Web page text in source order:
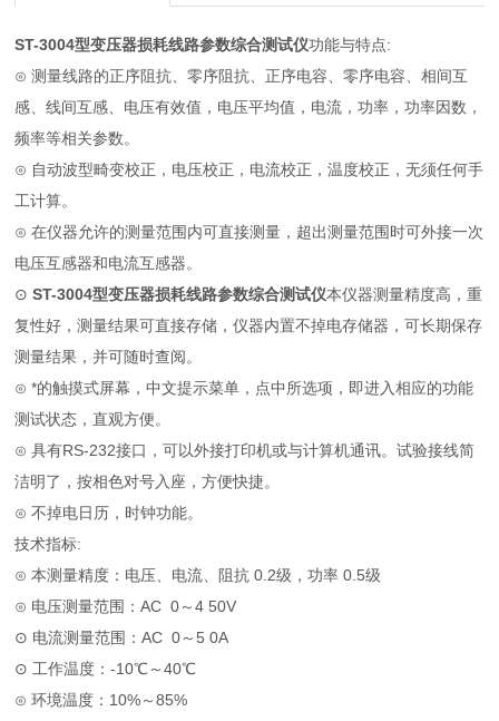
ST-3004型变压器损耗线路参数综合测试仪功能与特点:
⊙ 测量线路的正序阻抗、零序阻抗、正序电容、零序电容、相间互
感、线间互感、电压有效值，电压平均值，电流，功率，功率因数，
频率等相关参数。
⊙ 自动波型畸变校正，电压校正，电流校正，温度校正，无须任何手
工计算。
⊙ 在仪器允许的测量范围内可直接测量，超出测量范围时可外接一次
电压互感器和电流互感器。
⊙ST-3004型变压器损耗线路参数综合测试仪本仪器测量精度高，重
复性好，测量结果可直接存储，仪器内置不掉电存储器，可长期保存
测量结果，并可随时查阅。
⊙ *的触摸式屏幕，中文提示菜单，点中所选项，即进入相应的功能
测试状态，直观方便。
⊙ 具有RS-232接口，可以外接打印机或与计算机通讯。试验接线简
洁明了，按相色对号入座，方便快捷。
⊙ 不掉电日历，时钟功能。
技术指标:
⊙ 本测量精度：电压、电流、阻抗 0.2级，功率 0.5级
⊙ 电压测量范围：AC 0～4 50V
⊙ 电流测量范围：AC 0～5 0A
⊙ 工作温度：-10℃～40℃
⊙ 环境温度：10%～85%